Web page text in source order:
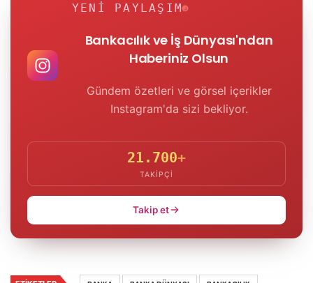
YENI PAYLAŞIM
Bankacılık ve İş Dünyası'ndan
Haberiniz Olsun
Gündem özetleri ve görsel içerikler
Instagram'da sizi bekliyor.
21.700+
TAKIPÇI
Takip et